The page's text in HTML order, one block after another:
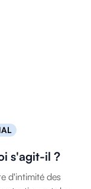
s'agit-il ?
d'intimité des